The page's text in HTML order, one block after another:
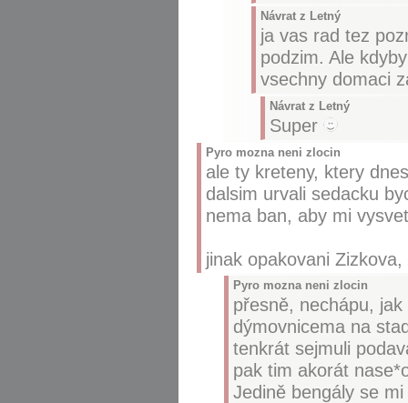
Návrat z Letný
ja vas rad tez
podzim. Ale
vsechny domaci
Návrat z Letný
Super
Pyro mozna neni zlocin
ale ty kreteny, ktery
dalsim urvali sedacku
nema ban, aby mi
jinak opakovani
Pyro mozna neni zlocin
přesně, nechápu,
dýmovnicema na
tenkrát sejmuli
pak tim akorát
Jedině bengály se